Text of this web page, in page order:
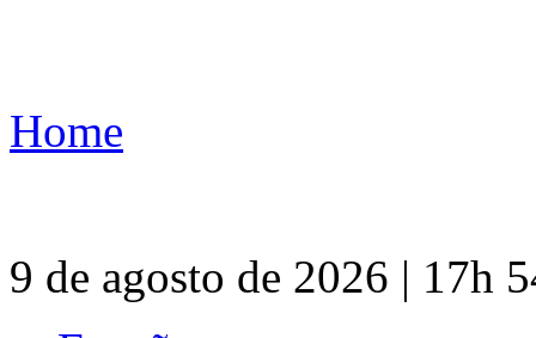
Home
9 de agosto de 2026 | 17h